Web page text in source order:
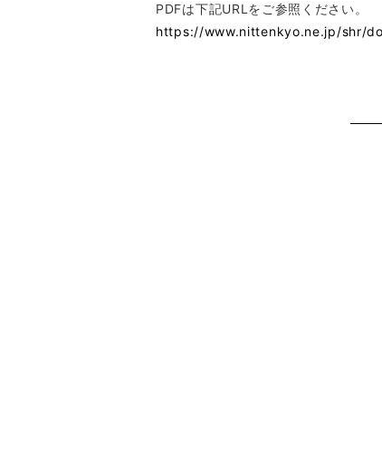
PDFは下記URLをご参照ください。
https://www.nittenkyo.ne.jp/shr/